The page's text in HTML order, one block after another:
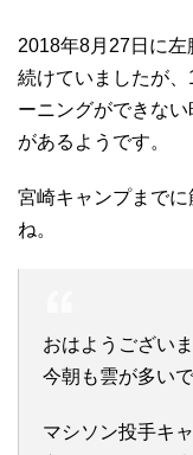
2018年8月27日に
続けていましたが
ーニングができな
があるようです。
宮崎キャンプまで
ね。
おはようござい
今朝も雲が多い
マシソン投手キ